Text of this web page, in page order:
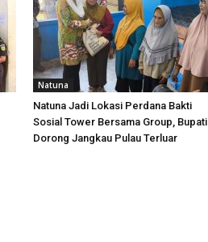
Natuna
Natuna Jadi Lokasi Perdana Bakti
Sosial Tower Bersama Group, Bupati
Dorong Jangkau Pulau Terluar